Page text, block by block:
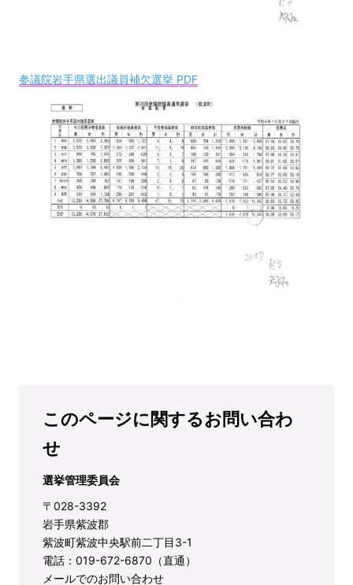
参議院岩手県選出議員補欠選挙 PDF
このページに関するお問い合わ
せ
選挙管理委員会
〒028-3392
岩手県紫波郡
紫波町紫波中央駅前二丁目3-1
電話：019-672-6870（直通）
メールでのお問い合わせ